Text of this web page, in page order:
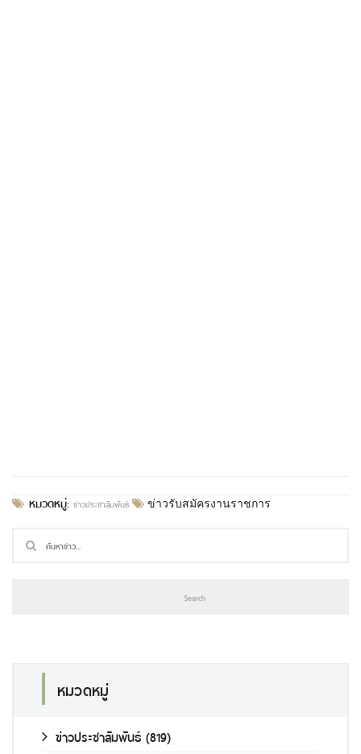
หมวดหมู่: ข่าวประชาสัมพันธ์ ข่าวรับสมัครงานราชการ
หมวดหมู่
ข่าวประชาสัมพันธ์ (819)